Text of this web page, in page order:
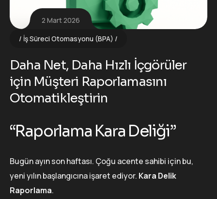
2 Mart 2026
İş Süreci Otomasyonu (BPA)
Daha Net, Daha Hızlı İçgörüler
için Müşteri Raporlamasını
Otomatikleştirin
“Raporlama Kara Deliği”
Bugün ayın son haftası. Çoğu acente sahibi için bu,
yeni yılın başlangıcına işaret ediyor. Kara Delik
Raporlama.